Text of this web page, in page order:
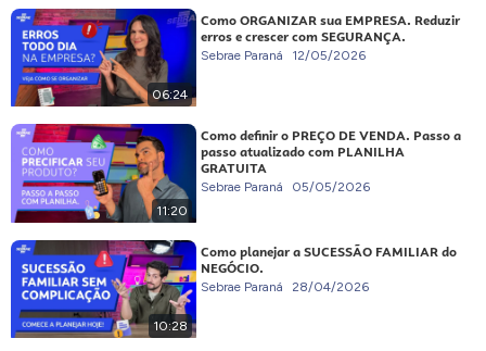
06:24
Como ORGANIZAR sua EMPRESA. Reduzir
erros e crescer com SEGURANÇA.
Sebrae Paraná 12/05/2026
11:20
Como definir o PREÇO DE VENDA. Passo a
passo atualizado com PLANILHA
GRATUITA
Sebrae Paraná 05/05/2026
10:28
Como planejar a SUCESSÃO FAMILIAR do
NEGÓCIO.
Sebrae Paraná 28/04/2026